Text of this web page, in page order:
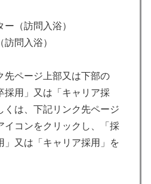
（訪問入浴）
問入浴）
先ページ上部又は下部の
採用」又は「キャリア採
くは、下記リンク先ページ
イコンをクリックし、「採
」又は「キャリア採用」を